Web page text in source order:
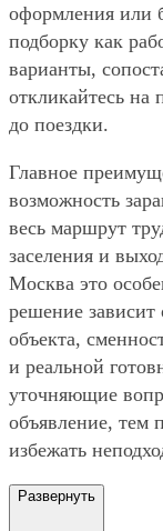
оформления или
подборку как
варианты,
откликайтесь на
до поездки.
Главное
возможность
весь маршрут
заселения и
Москва это
решение зависит
объекта,
и реальной
уточняющие
объявление, тем
избежать
Развернуть